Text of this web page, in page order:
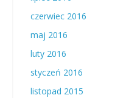
czerwiec 2016
maj 2016
luty 2016
styczeń 2016
listopad 2015